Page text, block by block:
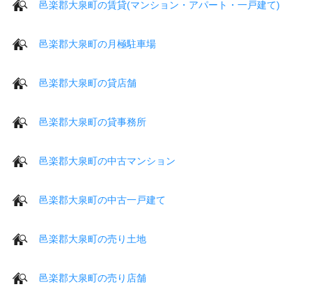
邑楽郡大泉町の賃貸(マンション・アパート・一戸建て)
邑楽郡大泉町の月極駐車場
邑楽郡大泉町の貸店舗
邑楽郡大泉町の貸事務所
邑楽郡大泉町の中古マンション
邑楽郡大泉町の中古一戸建て
邑楽郡大泉町の売り土地
邑楽郡大泉町の売り店舗